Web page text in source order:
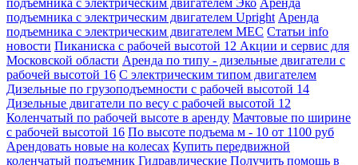
подъемника с электрическим двигателем Upright Аренда
подъемника с электрическим двигателем MEC Статьи info
новости Пиканиска с рабочей высотой 12 Акции и сервис для
Московской области Аренда по типу - дизельные двигатели с
рабочей высотой 16 С электрическим типом двигателем
Дизельные по грузоподъемности с рабочей высотой 14
Дизельные двигатели по весу с рабочей высотой 12
Коленчатый по рабочей высоте в аренду Мачтовые по ширине
с рабочей высотой 16 По высоте подъема м - 10 от 1100 руб
Арендовать новые на колесах Купить передвижной
коленчатый подъемник Гидравлические Получить помощь в